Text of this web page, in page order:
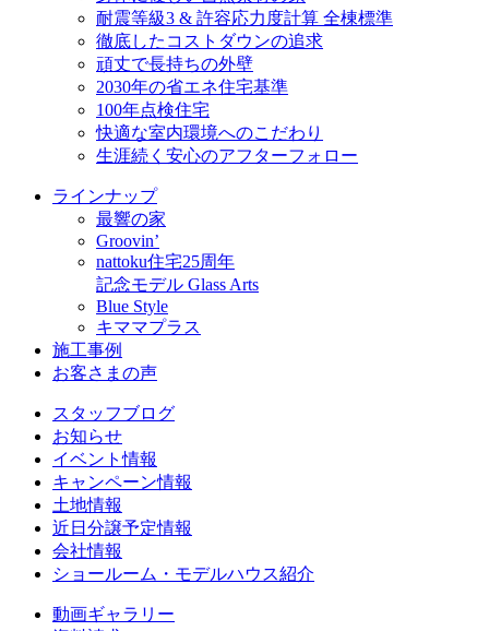
耐震等級3 & 許容応力度計算 全棟標準
徹底したコストダウンの追求
頑丈で長持ちの外壁
2030年の省エネ住宅基準
100年点検住宅
快適な室内環境へのこだわり
生涯続く安心のアフターフォロー
ラインナップ
最響の家
Groovin’
nattoku住宅25周年
記念モデル Glass Arts
Blue Style
キママプラス
施工事例
お客さまの声
スタッフブログ
お知らせ
イベント情報
キャンペーン情報
土地情報
近日分譲予定情報
会社情報
ショールーム・モデルハウス紹介
動画ギャラリー